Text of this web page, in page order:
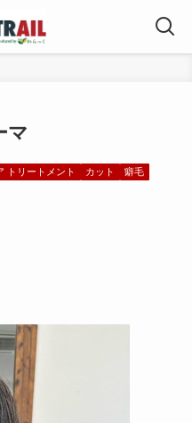
マ
トリートメント カット
癖毛